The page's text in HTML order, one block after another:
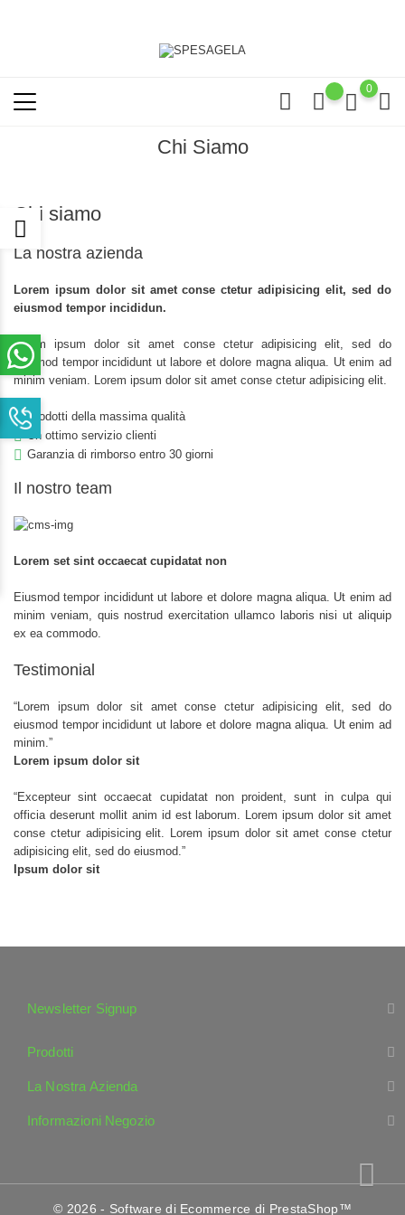
0
Chi Siamo
Chi siamo
La nostra azienda
Lorem ipsum dolor sit amet conse ctetur adipisicing elit, sed do
eiusmod tempor incididun.
Lorem ipsum dolor sit amet conse ctetur adipisicing elit, sed do
eiusmod tempor incididunt ut labore et dolore magna aliqua. Ut enim ad
minim veniam. Lorem ipsum dolor sit amet conse ctetur adipisicing elit.
Prodotti della massima qualità
Un ottimo servizio clienti
Garanzia di rimborso entro 30 giorni
Il nostro team
Lorem set sint occaecat cupidatat non
Eiusmod tempor incididunt ut labore et dolore magna aliqua. Ut enim ad
minim veniam, quis nostrud exercitation ullamco laboris nisi ut aliquip
ex ea commodo.
Testimonial
“Lorem ipsum dolor sit amet conse ctetur adipisicing elit, sed do
eiusmod tempor incididunt ut labore et dolore magna aliqua. Ut enim ad
minim.”
Lorem ipsum dolor sit
“Excepteur sint occaecat cupidatat non proident, sunt in culpa qui
officia deserunt mollit anim id est laborum. Lorem ipsum dolor sit amet
conse ctetur adipisicing elit. Lorem ipsum dolor sit amet conse ctetur
adipisicing elit, sed do eiusmod.”
Ipsum dolor sit
Newsletter Signup
Prodotti
La Nostra Azienda
Informazioni Negozio
© 2026 - Software di Ecommerce di PrestaShop™